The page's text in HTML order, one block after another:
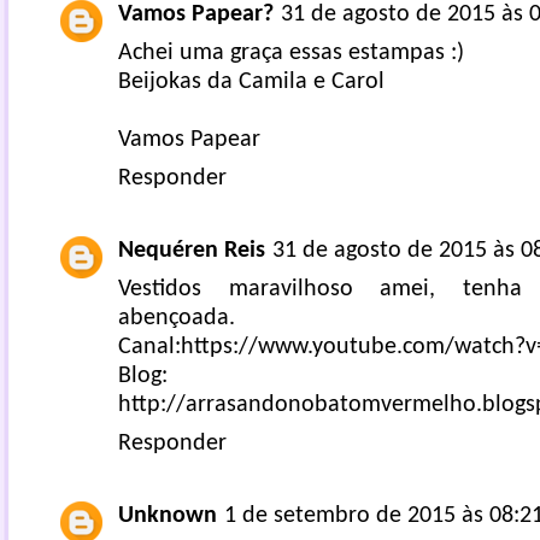
Vamos Papear? 31 de agosto de 2015 às
Achei uma graça essas estampas :)
Beijokas da Camila e Carol
Vamos Papear
Responder
Nequéren Reis 31 de agosto de 2015 às
Vestidos maravilhoso amei, tenha
abençoada.
Canal:https://www.youtube.com/
Blog:
http://
Responder
Unknown 1 de setembro de 2015 às